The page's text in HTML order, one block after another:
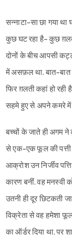
सन्नाटा-सा छा गया था
कुछ घट रहा है- कुछ ग़लत
दोनों के बीच आपसी
में असफ़ल था. बात-बात
फिर ग़लती कहां हो
सहमे हुए से अपने कमरे
बच्चों के जाते ही अगम ने
से एक-एक फूल की पत्ती
आक्रोश उन निर्जीव
कारण बनीं. वह मनस्वी
उतनी ही दूर छिटकती
विक्रेता से वह हमेशा
का ऑर्डर दिया था.